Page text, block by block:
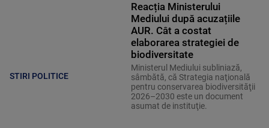
STIRI POLITICE
Reacția Ministerului
Mediului după acuzațiile
AUR. Cât a costat
elaborarea strategiei de
biodiversitate
Ministerul Mediului subliniază,
sâmbătă, că Strategia naţională
pentru conservarea biodiversităţii
2026–2030 este un document
asumat de instituţie.